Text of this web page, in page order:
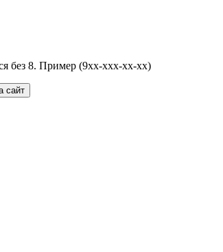
без 8. Пример (9хх-ххх-хх-хх)
сайт